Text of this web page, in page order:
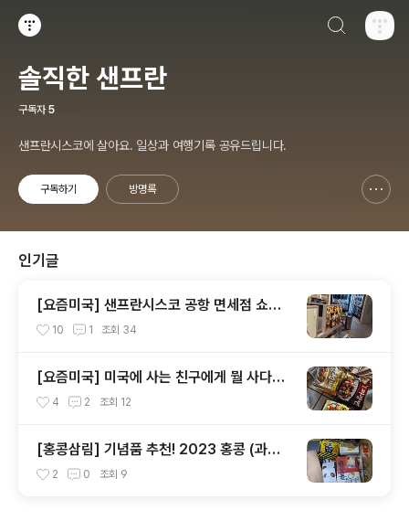
솔직한 샌프란
구독자 5
샌프란시스코에 살아요. 일상과 여행기록 공유드립니다.
구독하기 방명록
인기글
[요즘미국] 샌프란시스코 공항 면세점 쇼핑
추천 vs 비추천
10 1 조회 34
[요즘미국] 미국에 사는 친구에게 뭘 사다주
면 좋을까요?
4 2 조회 12
[홍콩삼림] 기념품 추천! 2023 홍콩 (과자)
쇼핑리스트 ft. 미슐랭 셰프 에그롤 (광고아
2 0 조회 9